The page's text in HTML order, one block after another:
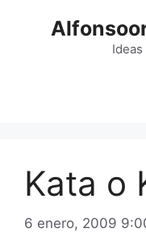
Kata o
6 enero, 2009